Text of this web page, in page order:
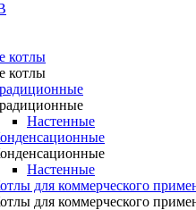
котлы
котлы
Настенные
Настенные
для коммерческого
для коммерческого